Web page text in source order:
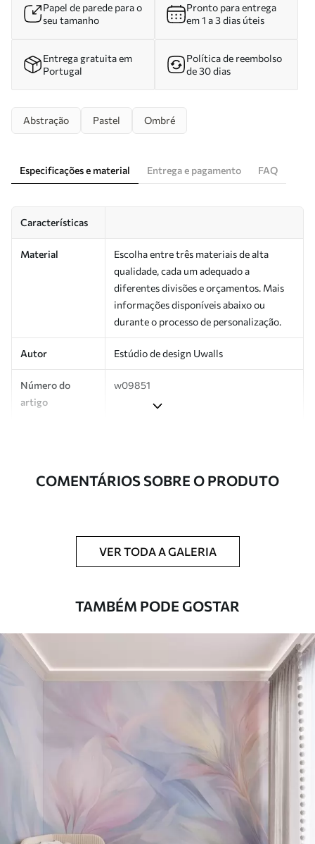
Papel de parede para o
seu tamanho
Pronto para entrega
em 1 a 3 dias úteis
Entrega gratuita em
Portugal
Política de reembolso
de 30 dias
Abstração Pastel Ombré
Especificações e material Entrega e pagamento FAQ
Características
Material
Escolha entre três materiais de alta
qualidade, cada um adequado a
diferentes divisões e orçamentos. Mais
informações disponíveis abaixo ou
durante o processo de personalização.
Autor Estúdio de design Uwalls
Número do
artigo
w09851
Adicionalmente
Disponível com revestimento de verniz
esponja macia. Murais de parede com
revestimento de verniz podem ser limpos
Aplicação perfeita
Materiais disponíveis
€
Vinil Premium
COMENTÁRIOS SOBRE O PRODUTO
VER TODA A GALERIA
TAMBÉM PODE GOSTAR